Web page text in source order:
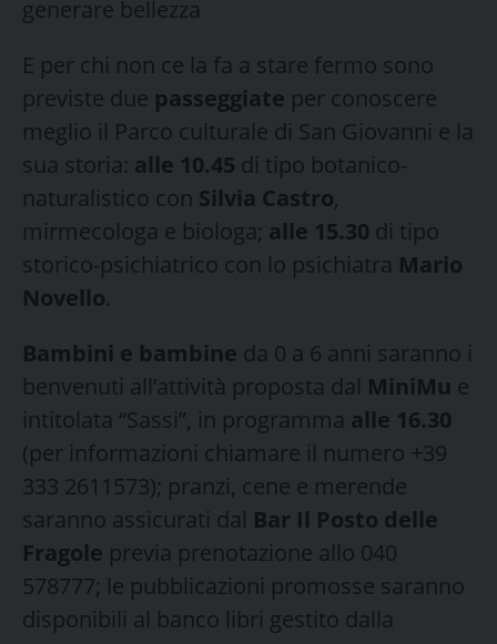
generare bellezza
E per chi non ce la fa a stare fermo sono
previste due passeggiate per conoscere
meglio il Parco culturale di San Giovanni e la
sua storia: alle 10.45 di tipo botanico-
naturalistico con Silvia Castro,
mirmecologa e biologa; alle 15.30 di tipo
storico-psichiatrico con lo psichiatra Mario
Novello.
Bambini e bambine da 0 a 6 anni saranno i
benvenuti all’attività proposta dal MiniMu e
intitolata “Sassi”, in programma alle 16.30
(per informazioni chiamare il numero +39
333 2611573); pranzi, cene e merende
saranno assicurati dal Bar Il Posto delle
Fragole previa prenotazione allo 040
578777; le pubblicazioni promosse saranno
disponibili al banco libri gestito dalla